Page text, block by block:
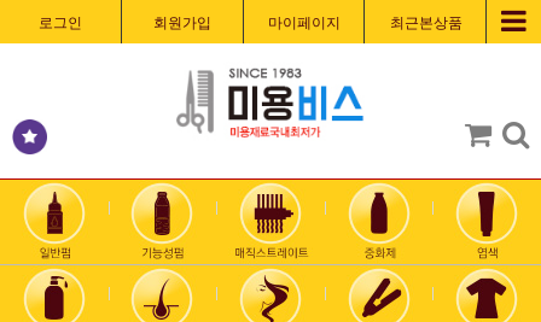
로그인 회원가입 마이페이지 최근본상품